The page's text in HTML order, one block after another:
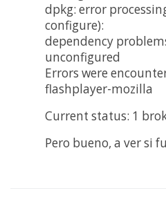
dpkg: error
configure):
dependency
unconfigured
Errors were
flashplayer-mozilla
Current status: 1
Pero bueno, a ver si